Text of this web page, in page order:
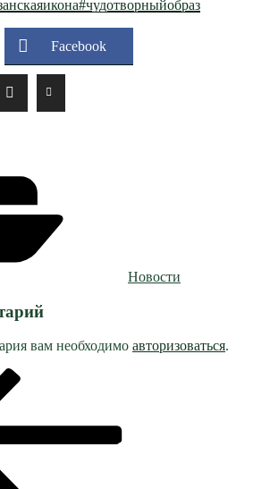
#чудотворныйобраз
Facebook
Новости
вам необходимо авторизоваться.